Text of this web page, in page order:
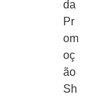
da
Pr
om
oç
ão
Sh